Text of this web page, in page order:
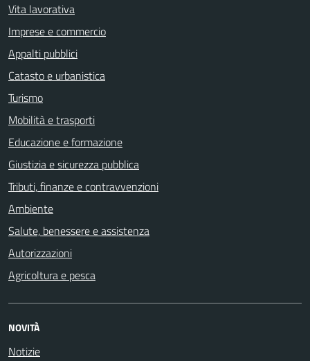
Vita lavorativa
Imprese e commercio
Appalti pubblici
Catasto e urbanistica
Turismo
Mobilità e trasporti
Educazione e formazione
Giustizia e sicurezza pubblica
Tributi, finanze e contravvenzioni
Ambiente
Salute, benessere e assistenza
Autorizzazioni
Agricoltura e pesca
NOVITÀ
Notizie